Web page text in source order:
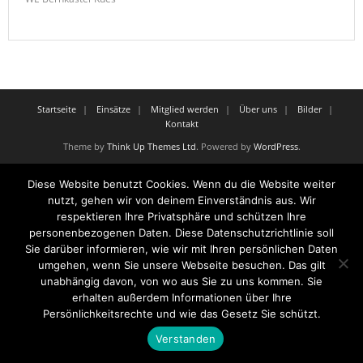
Startseite Einsätze Mitglied werden Über uns
Bilder
Kontakt
Theme by Think Up Themes Ltd. Powered by WordPress.
Diese Website benutzt Cookies. Wenn du die Website weiter
nutzt, gehen wir von deinem Einverständnis aus. Wir
respektieren Ihre Privatsphäre und schützen Ihre
personenbezogenen Daten. Diese Datenschutzrichtlinie soll
Sie darüber informieren, wie wir mit Ihren persönlichen Daten
umgehen, wenn Sie unsere Webseite besuchen. Das gilt
unabhängig davon, von wo aus Sie zu uns kommen. Sie
erhalten außerdem Informationen über Ihre
Persönlichkeitsrechte und wie das Gesetz Sie schützt.
Verstanden